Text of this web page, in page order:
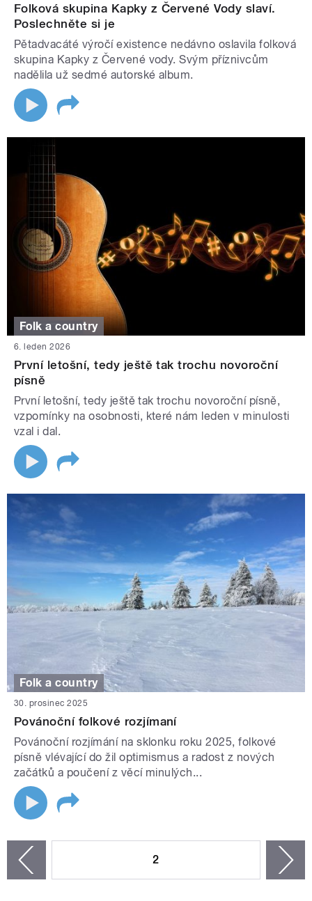
Folková skupina Kapky z Červené Vody slaví.
Poslechněte si je
Pětadvacáté výročí existence nedávno oslavila folková
skupina Kapky z Červené vody. Svým příznivcům
nadělila už sedmé autorské album.
Folk a country
6. leden 2026
První letošní, tedy ještě tak trochu novoroční
písně
První letošní, tedy ještě tak trochu novoroční písně,
vzpomínky na osobnosti, které nám leden v minulosti
vzal i dal.
Folk a country
30. prosinec 2025
Povánoční folkové rozjímaní
Povánoční rozjímání na sklonku roku 2025, folkové
písně vlévající do žil optimismus a radost z nových
začátků a poučení z věcí minulých...
2